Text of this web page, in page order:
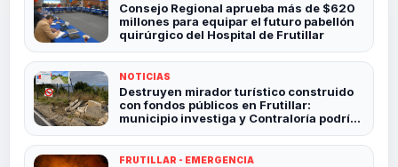
Consejo Regional aprueba más de $620
millones para equipar el futuro pabellón
quirúrgico del Hospital de Frutillar
NOTICIAS
Destruyen mirador turístico construido
con fondos públicos en Frutillar:
municipio investiga y Contraloría podría
FRUTILLAR - EMERGENCIA